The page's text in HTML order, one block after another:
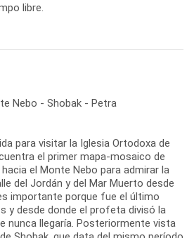
libre.
Nebo - Shobak - Petra
para visitar la Iglesia Ortodoxa de
el primer mapa-mosaico de
el Monte Nebo para admirar la
del Jordán y del Mar Muerto desde
importante porque fue el último
y desde donde el profeta divisó la
nunca llegaría. Posteriormente vista